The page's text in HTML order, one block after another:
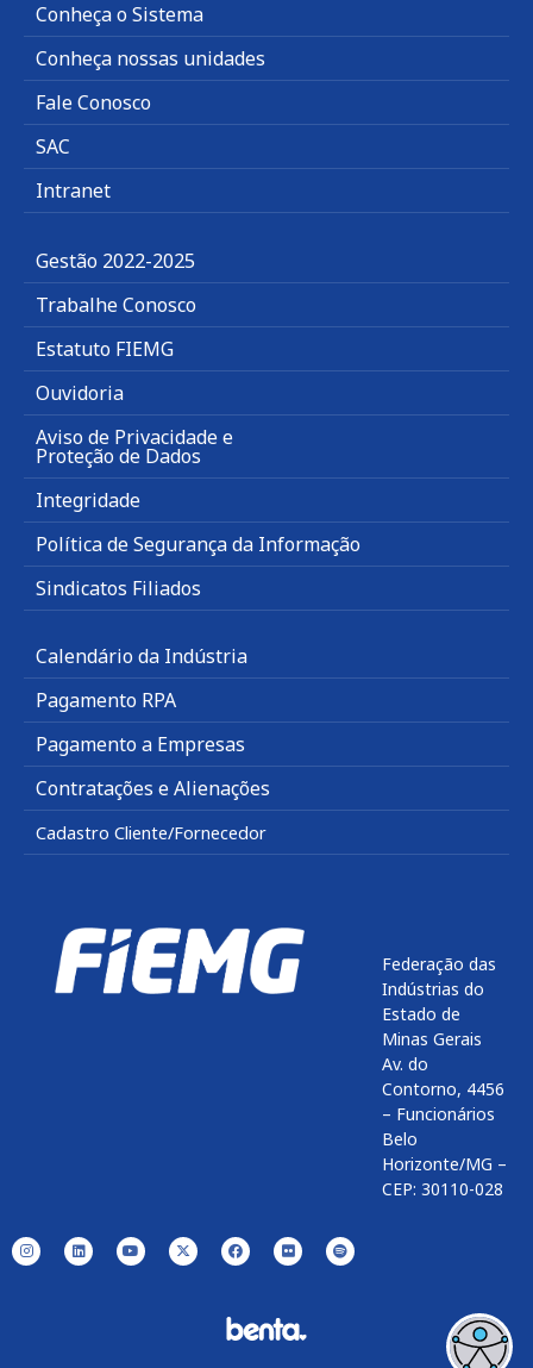
Conheça o Sistema
Conheça nossas unidades
Fale Conosco
SAC
Intranet
Gestão 2022-2025
Trabalhe Conosco
Estatuto FIEMG
Ouvidoria
Aviso de Privacidade e
Proteção de Dados
Integridade
Política de Segurança da Informação
Sindicatos Filiados
Calendário da Indústria
Pagamento RPA
Pagamento a Empresas
Contratações e Alienações
Cadastro Cliente/Fornecedor
Federação das
Indústrias do
Estado de
Minas Gerais
Av. do
Contorno, 4456
– Funcionários
Belo
Horizonte/MG –
CEP: 30110-028